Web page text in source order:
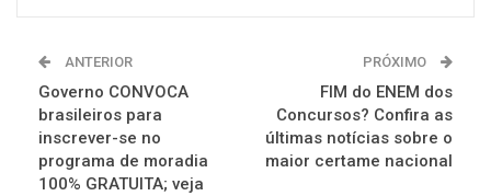
ANTERIOR
Governo CONVOCA
brasileiros para
inscrever-se no
programa de moradia
100% GRATUITA; veja
PRÓXIMO
FIM do ENEM dos
Concursos? Confira as
últimas notícias sobre o
maior certame nacional